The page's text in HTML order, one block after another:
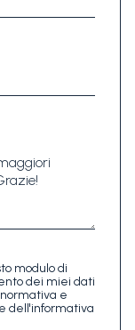
modulo di
dei miei dati
e
dell'informativa